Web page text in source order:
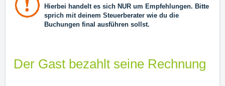
Hierbei handelt es sich NUR um Empfehlungen. Bitte
sprich mit deinem Steuerberater wie du die
Buchungen final ausführen sollst.
Der Gast bezahlt seine Rechnung